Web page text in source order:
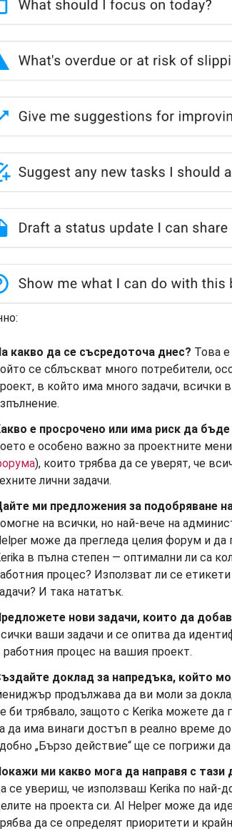
какво да се съсредоточа днес? Това
се сблъскват много потребители,
в който има много задачи, всички
е просрочено или има риск да
е особено важно за проектните
), които трябва да се уверят, че
лични задачи.
ми предложения за подобряване
на всички, но най-вече на
може да прегледа целия форум и да
в пълна степен — оптимални ли са
процес? Използват ли се
И така нататък.
нови задачи, които да
ваши задачи и се опитва да
работния процес на вашия проект.
доклад за напредъка, който
продължава да ви моли за
би трябвало, защото с Kerika можете да
да има винаги достъп в реално време
„Бързо действие“ ще се погрижи да
ми какво мога да направя с тази
се увериш, че използваш Kerika по най-
на проекта си. AI Helper може да
да се определят приоритети и